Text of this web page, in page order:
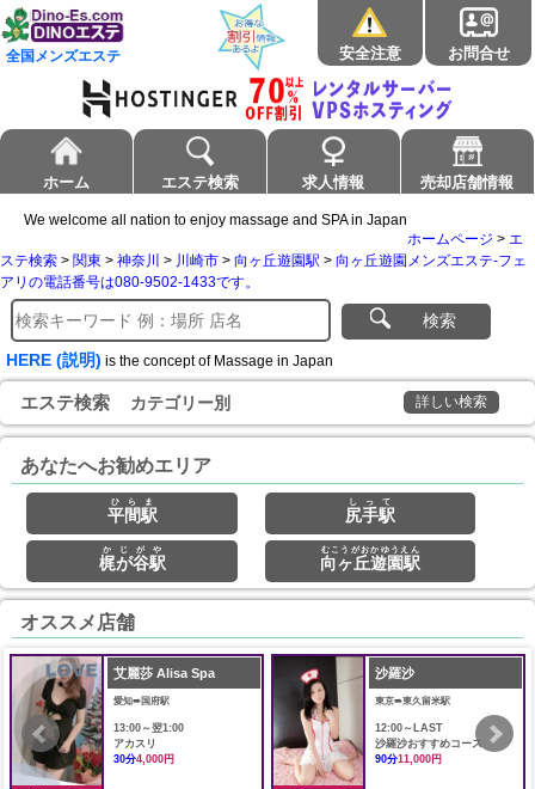
全国メンズエステ 安全注意 お問合せ
ホーム エステ検索 求人情報 売却店舗情報
We welcome all nation to enjoy massage and SPA in Japan
ホームページ > エ
ステ検索 > 関東 > 神奈川 > 川崎市 > 向ヶ丘遊園駅 > 向ヶ丘遊園メンズエステ-フェ
アリの電話番号は080-9502-1433です。
検索
HERE (説明) is the concept of Massage in Japan
エステ検索 カテゴリー別 詳しい検索
あなたへお勧めエリア
平間駅
ひらま
尻手駅
しって
梶が谷駅
かじがや
向ヶ丘遊園駅
むこうがおかゆうえん
オススメ店舗
艾麗莎 Alisa Spa
愛知➠国府駅
13:00～翌1:00
アカスリ
30分4,000円
沙羅沙
東京➠東久留米駅
12:00～LAST
沙羅沙おすすめコース
90分11,000円